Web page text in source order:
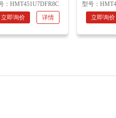
： HMT451U7DFR8C
立即询价
详情
型号：
立即询价